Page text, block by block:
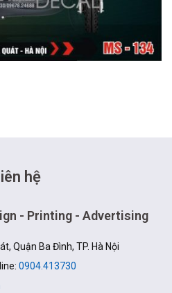
hệ
- Printing - Advertising
Quận Ba Đình, TP. Hà Nội
0904.413730